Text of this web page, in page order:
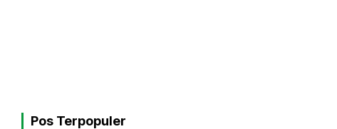
Pos Terpopuler